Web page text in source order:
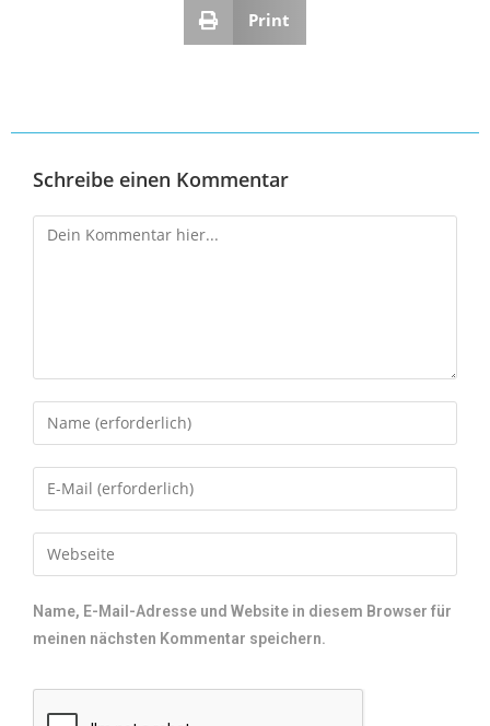
Print
Schreibe einen Kommentar
Name, E-Mail-Adresse und Website in diesem Browser für
meinen nächsten Kommentar speichern.